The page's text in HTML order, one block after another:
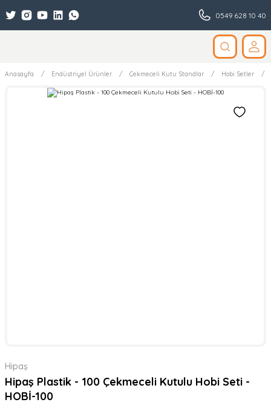
0549 628 10 40
Anasayfa Endüstriyel Ürünler Çekmeceli Kutu Standlar Hobi Setler
Hipaş
Hipaş Plastik - 100 Çekmeceli Kutulu Hobi Seti -
HOBİ-100